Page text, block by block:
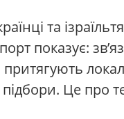
та
показує:
притягують
підбори. Це про